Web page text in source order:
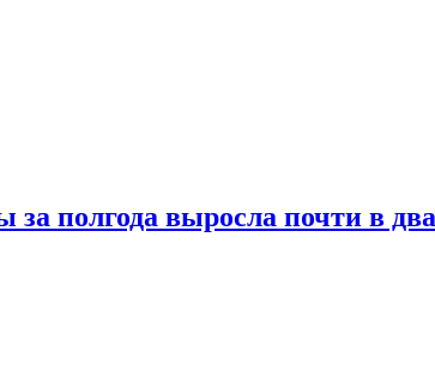
полгода выросла почти в